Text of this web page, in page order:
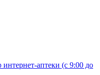
интернет-аптеки (с 9:00 до